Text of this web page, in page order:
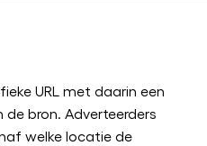
URL met daarin een
bron. Adverteerders
welke locatie de